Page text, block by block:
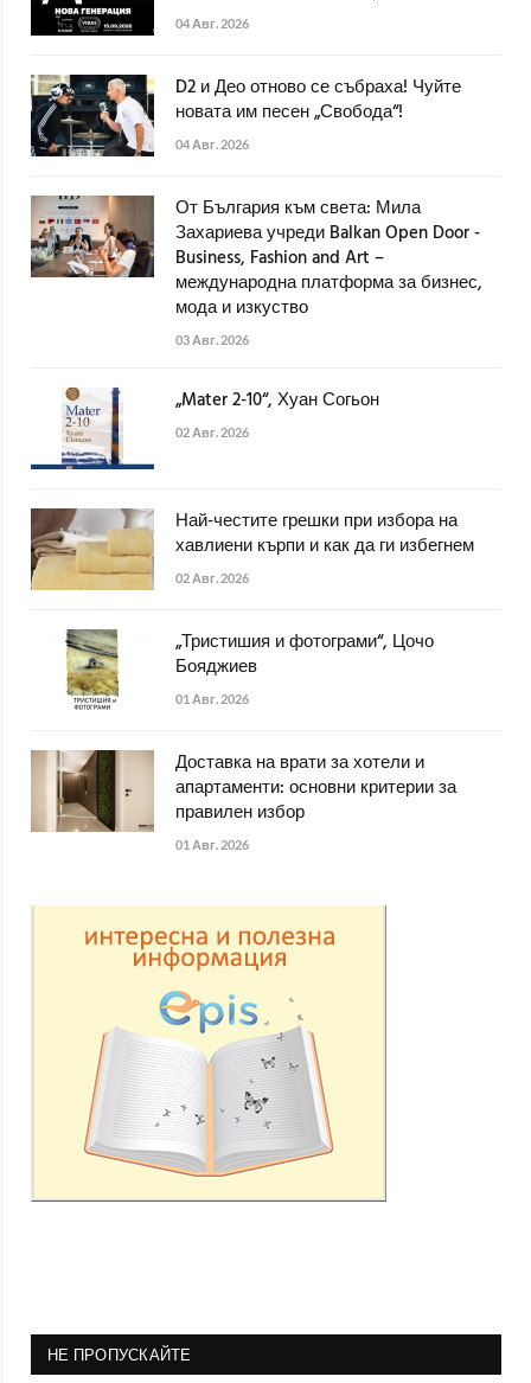
04 Авг. 2026
D2 и Део отново се събраха! Чуйте
новата им песен „Свобода“!
04 Авг. 2026
От България към света: Мила
Захариева учреди Balkan Open Door -
Business, Fashion and Art –
международна платформа за бизнес,
мода и изкуство
03 Авг. 2026
„Mater 2-10“, Хуан Согьон
02 Авг. 2026
Най-честите грешки при избора на
хавлиени кърпи и как да ги избегнем
02 Авг. 2026
„Тристишия и фотограми“, Цочо
Бояджиев
01 Авг. 2026
Доставка на врати за хотели и
апартаменти: основни критерии за
правилен избор
01 Авг. 2026
НЕ ПРОПУСКАЙТЕ